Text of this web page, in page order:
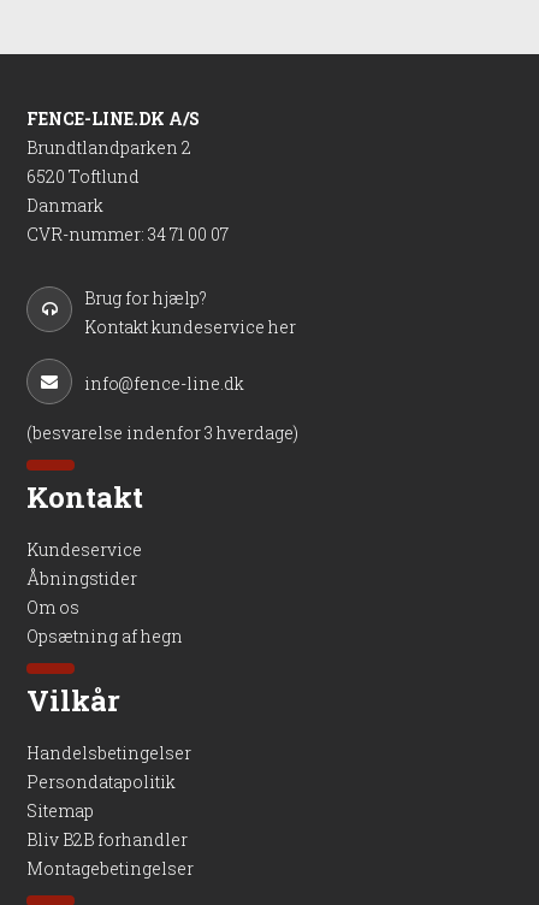
FENCE-LINE.DK A/S
Brundtlandparken 2
6520 Toftlund
Danmark
CVR-nummer: 34 71 00 07
Brug for hjælp?
Kontakt kundeservice her
info@fence-line.dk
(besvarelse indenfor 3 hverdage)
Kontakt
Kundeservice
Åbningstider
Om os
Opsætning af hegn
Vilkår
Handelsbetingelser
Persondatapolitik
Sitemap
Bliv B2B forhandler
Montagebetingelser